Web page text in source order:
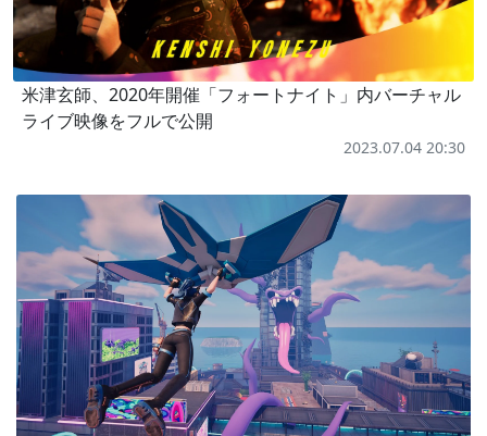
米津玄師、2020年開催「フォートナイト」内バーチャル
ライブ映像をフルで公開
2023.07.04 20:30